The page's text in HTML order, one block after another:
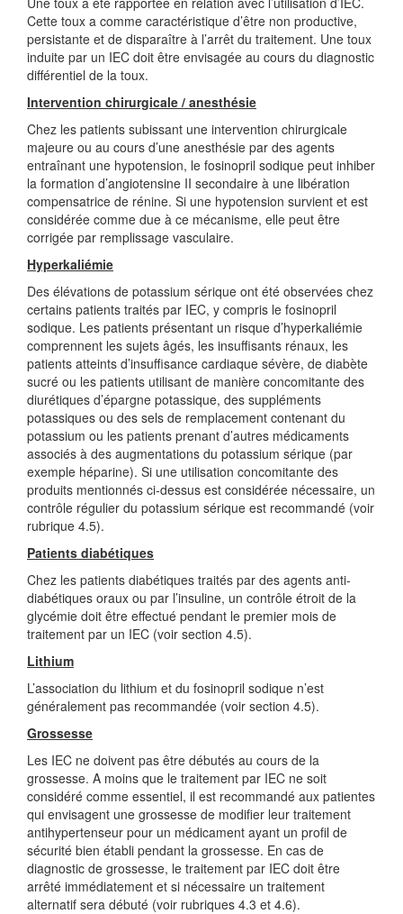
Cette toux a comme caractéristique d’être non productive,
persistante et de disparaître à l’arrêt du traitement. Une toux
induite par un IEC doit être envisagée au cours du diagnostic
différentiel de la toux.
Intervention chirurgicale / anesthésie
Chez les patients subissant une intervention chirurgicale
majeure ou au cours d’une anesthésie par des agents
entraînant une hypotension, le fosinopril sodique peut inhiber
la formation d’angiotensine II secondaire à une libération
compensatrice de rénine. Si une hypotension survient et est
considérée comme due à ce mécanisme, elle peut être
corrigée par remplissage vasculaire.
Hyperkaliémie
Des élévations de potassium sérique ont été observées chez
certains patients traités par IEC, y compris le fosinopril
sodique. Les patients présentant un risque d’hyperkaliémie
comprennent les sujets âgés, les insuffisants rénaux, les
patients atteints d’insuffisance cardiaque sévère, de diabète
sucré ou les patients utilisant de manière concomitante des
diurétiques d’épargne potassique, des suppléments
potassiques ou des sels de remplacement contenant du
potassium ou les patients prenant d’autres médicaments
associés à des augmentations du potassium sérique (par
exemple héparine). Si une utilisation concomitante des
produits mentionnés ci-dessus est considérée nécessaire, un
contrôle régulier du potassium sérique est recommandé (voir
rubrique 4.5).
Patients diabétiques
Chez les patients diabétiques traités par des agents anti-
diabétiques oraux ou par l’insuline, un contrôle étroit de la
glycémie doit être effectué pendant le premier mois de
traitement par un IEC (voir section 4.5).
Lithium
L’association du lithium et du fosinopril sodique n’est
généralement pas recommandée (voir section 4.5).
Grossesse
Les IEC ne doivent pas être débutés au cours de la
grossesse. A moins que le traitement par IEC ne soit
considéré comme essentiel, il est recommandé aux patientes
qui envisagent une grossesse de modifier leur traitement
antihypertenseur pour un médicament ayant un profil de
sécurité bien établi pendant la grossesse. En cas de
diagnostic de grossesse, le traitement par IEC doit être
arrêté immédiatement et si nécessaire un traitement
alternatif sera débuté (voir rubriques 4.3 et 4.6).